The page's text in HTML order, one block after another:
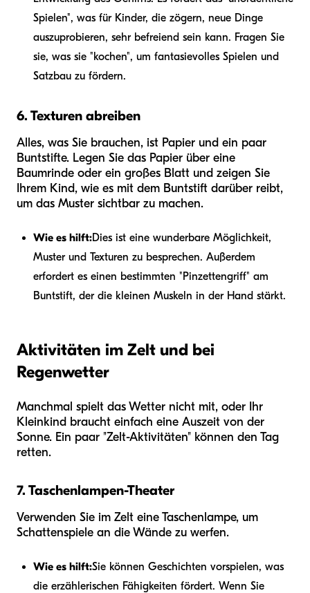
Spielen", was für Kinder, die zögern, neue Dinge
auszuprobieren, sehr befreiend sein kann. Fragen Sie
sie, was sie "kochen", um fantasievolles Spielen und
Satzbau zu fördern.
6. Texturen abreiben
Alles, was Sie brauchen, ist Papier und ein paar
Buntstifte. Legen Sie das Papier über eine
Baumrinde oder ein großes Blatt und zeigen Sie
Ihrem Kind, wie es mit dem Buntstift darüber reibt,
um das Muster sichtbar zu machen.
Wie es hilft:Dies ist eine wunderbare Möglichkeit,
Muster und Texturen zu besprechen. Außerdem
erfordert es einen bestimmten "Pinzettengriff" am
Buntstift, der die kleinen Muskeln in der Hand stärkt.
Aktivitäten im Zelt und bei
Regenwetter
Manchmal spielt das Wetter nicht mit, oder Ihr
Kleinkind braucht einfach eine Auszeit von der
Sonne. Ein paar "Zelt-Aktivitäten" können den Tag
retten.
7. Taschenlampen-Theater
Verwenden Sie im Zelt eine Taschenlampe, um
Schattenspiele an die Wände zu werfen.
Wie es hilft:Sie können Geschichten vorspielen, was
die erzählerischen Fähigkeiten fördert. Wenn Sie